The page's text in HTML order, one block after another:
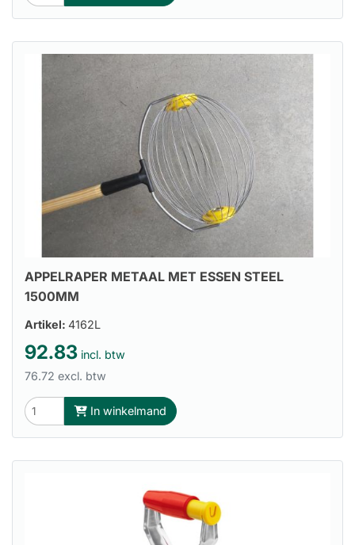
APPELRAPER METAAL MET ESSEN STEEL
1500MM
Artikel: 4162L
92.83 incl. btw
76.72 excl. btw
In winkelmand